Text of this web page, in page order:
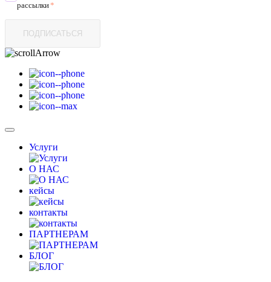
рассылки*
ПОДПИСАТЬСЯ
Услуги
О НАС
кейсы
контакты
ПАРТНЕРАМ
БЛОГ